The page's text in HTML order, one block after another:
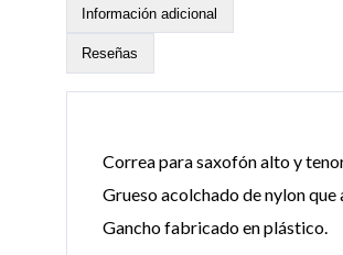
Información adicional
Reseñas
Correa para saxofón alto y
Grueso acolchado de nylon
Gancho fabricado en plástico.